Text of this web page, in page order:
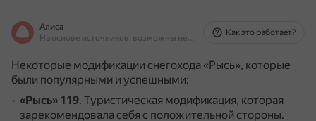
Алиса
На основе источников, возможны неточности
Как это работает?
Некоторые модификации снегохода «Рысь», которые
были популярными и успешными:
«Рысь» 119. Туристическая модификация, которая
зарекомендовала себя с положительной стороны.